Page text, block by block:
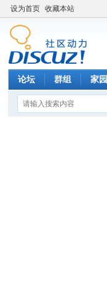
设为首页 收藏本站
论坛 群组 家园